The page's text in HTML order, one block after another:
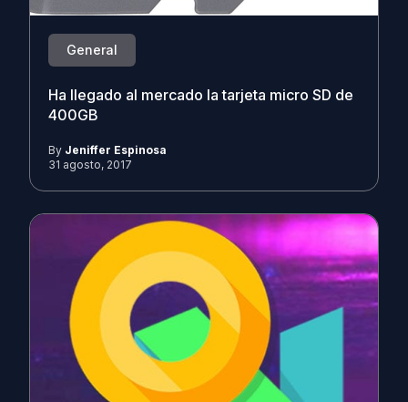
General
Ha llegado al mercado la tarjeta micro SD de
400GB
By Jeniffer Espinosa
31 agosto, 2017